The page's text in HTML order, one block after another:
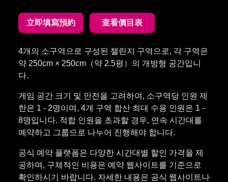
立即填寫預約 查看價目表
4개의 소구역으로 구성된 챌린지 구역으로, 각 구역은
약 250cm × 250cm（약 2.5평）의 개방형 공간입니
다.
게임 공간 크기 및 안전을 고려하여, 소구역당 인원 제
한은 1 - 2명이며, 4개 구역 합산 최대 수용 인원은 1 -
8명입니다. 적합 인원을 초과할 경우, 연속 시간대를
예약하고 그룹으로 나누어 진행해야 합니다.
공식 예약 플랫폼은 다양한 시간대별 할인 가격을 제
공하며, 구체적인 비용은 예약 웹사이트를 기준으로
확인하시기 바랍니다. 자세한 내용은 공식 웹사이트나